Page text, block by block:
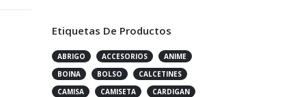
Etiquetas De Productos
ABRIGO ACCESORIOS
ANIME
BOINA
BOLSO
CALCETINES
CAMISA
CAMISETA
CARDIGAN